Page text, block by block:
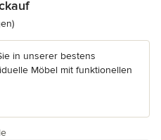
von 5 Sternen
in unserer bestens
Möbel mit funktionellen